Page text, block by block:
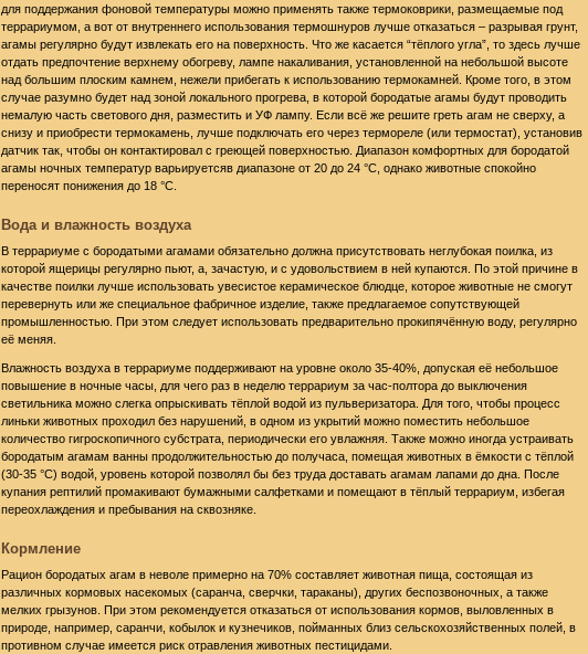
для поддержания фоновой температуры можно применять также термоковрики, размещаемые под
террариумом, а вот от внутреннего использования термошнуров лучше отказаться – разрывая грунт,
агамы регулярно будут извлекать его на поверхность. Что же касается “тёплого угла”, то здесь лучше
отдать предпочтение верхнему обогреву, лампе накаливания, установленной на небольшой высоте
над большим плоским камнем, нежели прибегать к использованию термокамней. Кроме того, в этом
случае разумно будет над зоной локального прогрева, в которой бородатые агамы будут проводить
немалую часть светового дня, разместить и УФ лампу. Если всё же решите греть агам не сверху, а
снизу и приобрести термокамень, лучше подключать его через термореле (или термостат), установив
датчик так, чтобы он контактировал с греющей поверхностью. Диапазон комфортных для бородатой
агамы ночных температур варьируетсяв диапазоне от 20 до 24 °C, однако животные спокойно
переносят понижения до 18 °C.
Вода и влажность воздуха
В террариуме с бородатыми агамами обязательно должна присутствовать неглубокая поилка, из
которой ящерицы регулярно пьют, а, зачастую, и с удовольствием в ней купаются. По этой причине в
качестве поилки лучше использовать увесистое керамическое блюдце, которое животные не смогут
перевернуть или же специальное фабричное изделие, также предлагаемое сопутствующей
промышленностью. При этом следует использовать предварительно прокипячённую воду, регулярно
её меняя.
Влажность воздуха в террариуме поддерживают на уровне около 35-40%, допуская её небольшое
повышение в ночные часы, для чего раз в неделю террариум за час-полтора до выключения
светильника можно слегка опрыскивать тёплой водой из пульверизатора. Для того, чтобы процесс
линьки животных проходил без нарушений, в одном из укрытий можно поместить небольшое
количество гигроскопичного субстрата, периодически его увлажняя. Также можно иногда устраивать
бородатым агамам ванны продолжительностью до получаса, помещая животных в ёмкости с тёплой
(30-35 °C) водой, уровень которой позволял бы без труда доставать агамам лапами до дна. После
купания рептилий промакивают бумажными салфетками и помещают в тёплый террариум, избегая
переохлаждения и пребывания на сквозняке.
Кормление
Рацион бородатых агам в неволе примерно на 70% составляет животная пища, состоящая из
различных кормовых насекомых (саранча, сверчки, тараканы), других беспозвоночных, а также
мелких грызунов. При этом рекомендуется отказаться от использования кормов, выловленных в
природе, например, саранчи, кобылок и кузнечиков, пойманных близ сельскохозяйственных полей, в
противном случае имеется риск отравления животных пестицидами.